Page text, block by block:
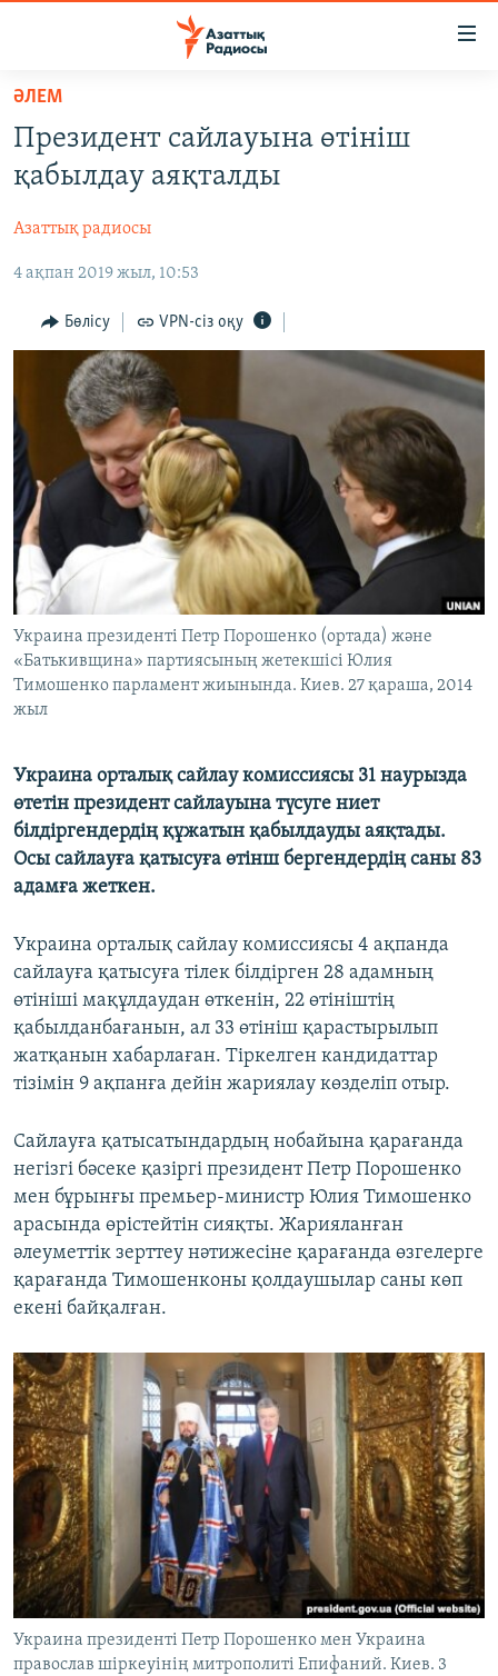
Skip
main
content
to
Navigation
САЯСАТ
ҚАҢТАР ОҚИҒАСЫ
АДАМ ҚҰҚЫҚТАРЫ
ӘЛЕУМЕТ
АРНАЙЫ ЖОБАЛАР
Русский
ЖАЗЫЛЫҢЫЗ
Басқа тілдерде
ӘЛЕМ
Президент сайлауына өтініш
қабылдау аяқталды
Азаттық радиосы
4 ақпан 2019 жыл, 10:53
Бөлісу VPN-сіз оқу
Украина президенті Петр Порошенко (ортада) және
«Батькивщина» партиясының жетекшісі Юлия
Тимошенко парламент жиынында. Киев. 27 қараша, 2014
жыл
Украина орталық сайлау комиссиясы 31 наурызда
өтетін президент сайлауына түсуге ниет
білдіргендердің құжатын қабылдауды аяқтады.
Осы сайлауға қатысуға өтінш бергендердің саны 83
адамға жеткен.
Украина орталық сайлау комиссиясы 4 ақпанда
сайлауға қатысуға тілек білдірген 28 адамның
өтініші мақұлдаудан өткенін, 22 өтініштің
қабылданбағанын, ал 33 өтініш қарастырылып
жатқанын хабарлаған. Тіркелген кандидаттар
тізімін 9 ақпанға дейін жариялау көзделіп отыр.
Сайлауға қатысатындардың нобайына қарағанда
негізгі бәсеке қазіргі президент Петр Порошенко
мен бұрынғы премьер-министр Юлия Тимошенко
арасында өрістейтін сияқты. Жарияланған
әлеуметтік зерттеу нәтижесіне қарағанда өзгелерге
қарағанда Тимошенконы қолдаушылар саны көп
екені байқалған.
Украина президенті Петр Порошенко мен Украина
православ шіркеуінің митрополиті Епифаний. Киев. 3